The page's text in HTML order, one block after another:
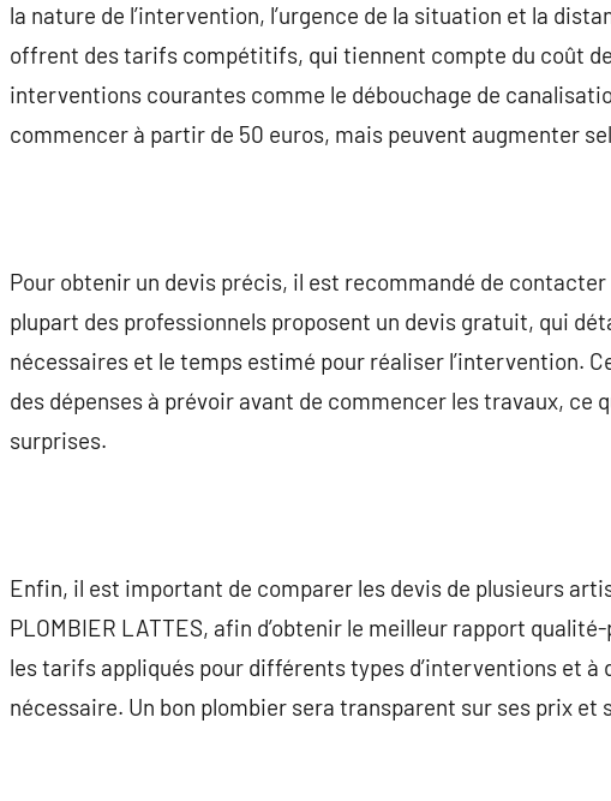
la nature de l’intervention, l’urgence de la situation et la
offrent des tarifs compétitifs, qui tiennent compte du coût
interventions courantes comme le débouchage de
commencer à partir de 50 euros, mais peuvent augmenter
Pour obtenir un devis précis, il est recommandé de
plupart des professionnels proposent un devis gratuit, qui
nécessaires et le temps estimé pour réaliser l’intervention.
des dépenses à prévoir avant de commencer les travaux,
surprises.
Enfin, il est important de comparer les devis de plusieurs
PLOMBIER LATTES, afin d’obtenir le meilleur rapport
les tarifs appliqués pour différents types d’interventions et
nécessaire. Un bon plombier sera transparent sur ses prix et